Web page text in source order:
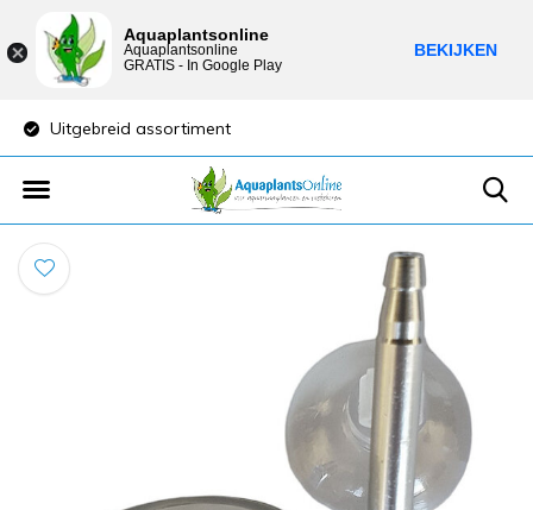
Uitgebreid assortiment
Aquaplantsonline
Aquaplantsonline
GRATIS - In Google Play
BEKIJKEN